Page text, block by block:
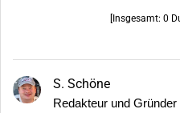
[Insgesamt:0
S. Schöne
Redakteur und Gründer